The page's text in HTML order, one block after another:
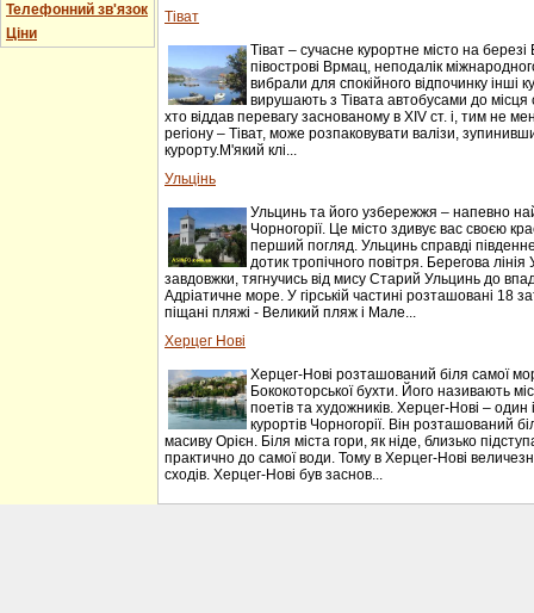
Телефонний зв'язок
Ціни
Тіват
Тіват – сучасне курортне місто на
півострові Врмац, неподалік
вибрали для спокійного відпочинку інші
вирушають з Тівата автобусами до місця
хто віддав перевагу заснованому в XIV ст. і, тим не
регіону – Тіват, може розпаковувати валізи,
курорту.М'який клі...
Ульцінь
Ульцинь та його узбережжя – напевно
Чорногорії. Це місто здивує вас своєю
перший погляд. Ульцинь справді південне
дотик тропічного повітря. Берегова
завдовжки, тягнучись від мису Старий Ульцинь до
Адріатичне море. У гірській частині розташовані 18
піщані пляжі - Великий пляж і Мале...
Херцег Нові
Херцег-Нові розташований біля самої
Бококоторської бухти. Його називають
поетів та художників. Херцег-Нові –
курортів Чорногорії. Він розташований
масиву Орієн. Біля міста гори, як ніде, близько
практично до самої води. Тому в Херцег-Нові величезна
сходів. Херцег-Нові був заснов...